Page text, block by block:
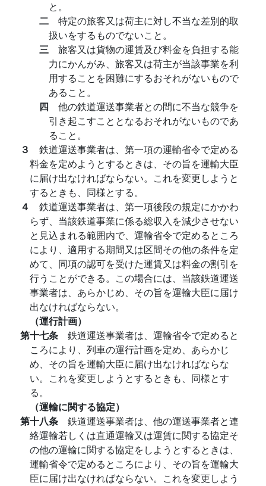
と。
二 特定の旅客又は荷主に対し不当な差別的取
扱いをするものでないこと。
三 旅客又は貨物の運賃及び料金を負担する能
力にかんがみ、旅客又は荷主が当該事業を利
用することを困難にするおそれがないもので
あること。
四 他の鉄道運送事業者との間に不当な競争を
引き起こすこととなるおそれがないものであ
ること。
３ 鉄道運送事業者は、第一項の運輸省令で定める
料金を定めようとするときは、その旨を運輸大臣
に届け出なければならない。これを変更しようと
するときも、同様とする。
４ 鉄道運送事業者は、第一項後段の規定にかかわ
らず、当該鉄道事業に係る総収入を減少させない
と見込まれる範囲内で、運輸省令で定めるところ
により、適用する期間又は区間その他の条件を定
めて、同項の認可を受けた運賃又は料金の割引を
行うことができる。この場合には、当該鉄道運送
事業者は、あらかじめ、その旨を運輸大臣に届け
出なければならない。
（運行計画）
第十七条 鉄道運送事業者は、運輸省令で定めると
ころにより、列車の運行計画を定め、あらかじ
め、その旨を運輸大臣に届け出なければならな
い。これを変更しようとするときも、同様とす
る。
（運輸に関する協定）
第十八条 鉄道運送事業者は、他の運送事業者と連
絡運輸若しくは直通運輸又は運賃に関する協定そ
の他の運輸に関する協定をしようとするときは、
運輸省令で定めるところにより、その旨を運輸大
臣に届け出なければならない。これを変更しよう